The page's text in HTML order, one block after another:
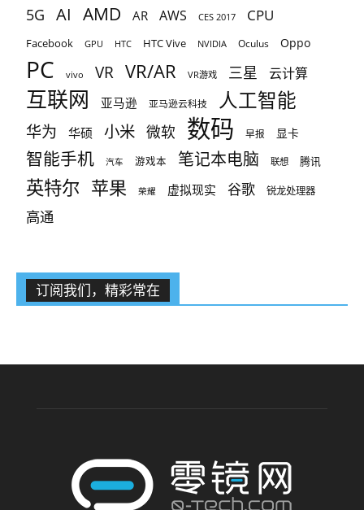
5G AI AMD AR AWS CES 2017 CPU
Facebook GPU HTC HTC Vive NVIDIA Oculus Oppo
PC vivo VR VR/AR VR游戏 三星 云计算
互联网 亚马逊 亚马逊云科技 人工智能
华为 华硕 小米 微软 数码 早报 显卡
智能手机 汽车 游戏本 笔记本电脑 联想 腾讯
英特尔 苹果 荣耀 虚拟现实 谷歌 锐龙处理器
高通
订阅我们，精彩常在